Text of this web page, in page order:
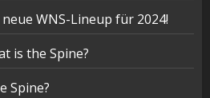
WNS-Lineup für 2024!
is the Spine?
Spine?